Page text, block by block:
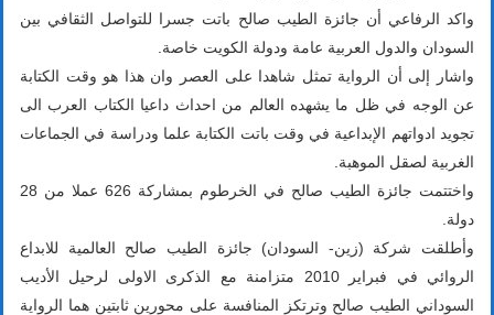
واكد الرفاعي أن جائزة الطيب صالح باتت جسرا للتواصل الثقافي بين
السودان والدول العربية عامة ودولة الكويت خاصة.
واشار إلى أن الرواية تمثل شاهدا على العصر وان هذا هو وقت الكتابة
عن الوجه في ظل ما يشهده العالم من احداث داعيا الكتاب العرب الى
تجويد ادواتهم الإبداعية في وقت باتت الكتابة علما ودراسة في الجماعات
الغربية لصقل الموهبة.
واختتمت جائزة الطيب صالح في الخرطوم بمشاركة 626 عملا من 28
دولة.
وأطلقت شركة (زين- السودان) جائزة الطيب صالح العالمية للابداع
الروائي في فبراير 2010 متزامنة مع الذكرى الاولى لرحيل الأديب
السوداني الطيب صالح وترتكز المنافسة على محورين ثابتين هما الرواية